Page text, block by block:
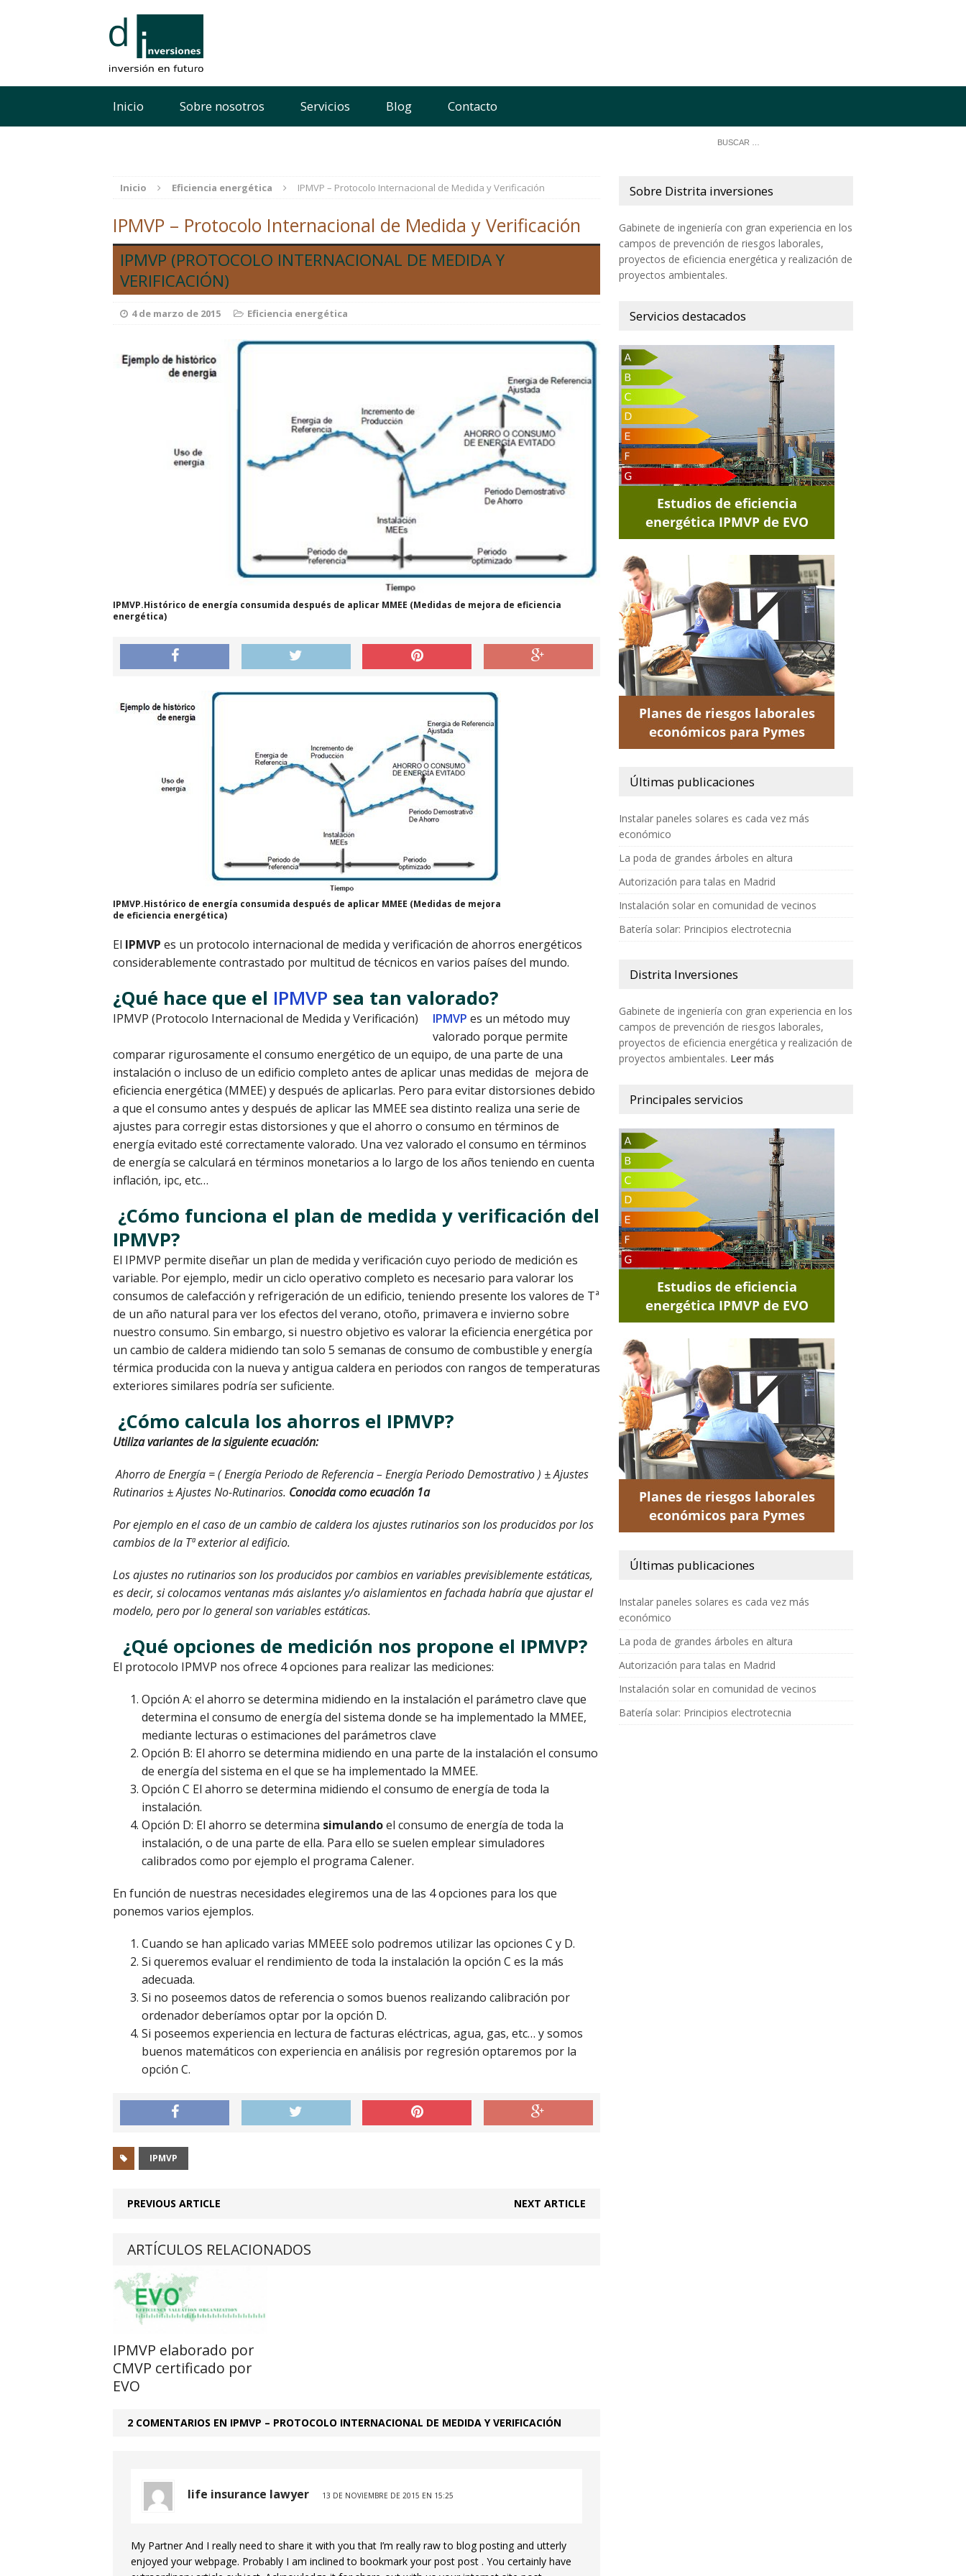
Inicio Sobre nosotros Servicios Blog Contacto
Inicio Eficiencia energética IPMVP – Protocolo Internacional de Medida y Verificación
IPMVP – Protocolo Internacional de Medida y Verificación
IPMVP (PROTOCOLO INTERNACIONAL DE MEDIDA Y
VERIFICACIÓN)
4 de marzo de 2015 Eficiencia energética
IPMVP.Histórico de energía consumida después de aplicar MMEE (Medidas de mejora de eficiencia
energética)
IPMVP.Histórico de energía consumida después de aplicar MMEE (Medidas de mejora
de eficiencia energética)
El IPMVP es un protocolo internacional de medida y verificación de ahorros energéticos
considerablemente contrastado por multitud de técnicos en varios países del mundo.
¿Qué hace que el IPMVP sea tan valorado?
IPMVP (Protocolo Internacional de Medida y Verificación) IPMVP es un método muy
valorado porque permite
comparar rigurosamente el consumo energético de un equipo, de una parte de una
instalación o incluso de un edificio completo antes de aplicar unas medidas de mejora de
eficiencia energética (MMEE) y después de aplicarlas. Pero para evitar distorsiones debido
a que el consumo antes y después de aplicar las MMEE sea distinto realiza una serie de
ajustes para corregir estas distorsiones y que el ahorro o consumo en términos de
energía evitado esté correctamente valorado. Una vez valorado el consumo en términos
de energía se calculará en términos monetarios a lo largo de los años teniendo en cuenta
inflación, ipc, etc…
¿Cómo funciona el plan de medida y verificación del
IPMVP?
El IPMVP permite diseñar un plan de medida y verificación cuyo periodo de medición es
variable. Por ejemplo, medir un ciclo operativo completo es necesario para valorar los
consumos de calefacción y refrigeración de un edificio, teniendo presente los valores de Tª
de un año natural para ver los efectos del verano, otoño, primavera e invierno sobre
nuestro consumo. Sin embargo, si nuestro objetivo es valorar la eficiencia energética por
un cambio de caldera midiendo tan solo 5 semanas de consumo de combustible y energía
térmica producida con la nueva y antigua caldera en periodos con rangos de temperaturas
exteriores similares podría ser suficiente.
¿Cómo calcula los ahorros el IPMVP?
Utiliza variantes de la siguiente ecuación:
Ahorro de Energía = ( Energía Periodo de Referencia – Energía Periodo Demostrativo ) ± Ajustes
Rutinarios ± Ajustes No-Rutinarios. Conocida como ecuación 1a
Por ejemplo en el caso de un cambio de caldera los ajustes rutinarios son los producidos por los
cambios de la Tª exterior al edificio.
Los ajustes no rutinarios son los producidos por cambios en variables previsiblemente estáticas,
es decir, si colocamos ventanas más aislantes y/o aislamientos en fachada habría que ajustar el
modelo, pero por lo general son variables estáticas.
¿Qué opciones de medición nos propone el IPMVP?
El protocolo IPMVP nos ofrece 4 opciones para realizar las mediciones:
Opción A: el ahorro se determina midiendo en la instalación el parámetro clave que
determina el consumo de energía del sistema donde se ha implementado la MMEE,
mediante lecturas o estimaciones del parámetros clave
Opción B: El ahorro se determina midiendo en una parte de la instalación el consumo
de energía del sistema en el que se ha implementado la MMEE.
Opción C El ahorro se determina midiendo el consumo de energía de toda la
instalación.
Opción D: El ahorro se determina simulandoel consumo de energía de toda la
instalación, o de una parte de ella. Para ello se suelen emplear simuladores
calibrados como por ejemplo el programa Calener.
En función de nuestras necesidades elegiremos una de las 4 opciones para los que
ponemos varios ejemplos.
Cuando se han aplicado varias MMEEE solo podremos utilizar las opciones C y D.
Si queremos evaluar el rendimiento de toda la instalación la opción C es la más
adecuada.
Si no poseemos datos de referencia o somos buenos realizando calibración por
ordenador deberíamos optar por la opción D.
Si poseemos experiencia en lectura de facturas eléctricas, agua, gas, etc… y somos
buenos matemáticos con experiencia en análisis por regresión optaremos por la
opción C.
IPMVP
PREVIOUS ARTICLE NEXT ARTICLE
ARTÍCULOS RELACIONADOS
IPMVP elaborado por
CMVP certificado por
EVO
2 COMENTARIOS EN IPMVP – PROTOCOLO INTERNACIONAL DE MEDIDA Y VERIFICACIÓN
life insurance lawyer 13 DE NOVIEMBRE DE 2015 EN 15:25
My Partner And I really need to share it with you that I’m really raw to blog posting and utterly
enjoyed your webpage. Probably I am inclined to bookmark your post post . You certainly have
Sobre Distrita inversiones
Gabinete de ingeniería con gran experiencia en los
campos de prevención de riesgos laborales,
proyectos de eficiencia energética y realización de
proyectos ambientales.
Servicios destacados
Últimas publicaciones
Instalar paneles solares es cada vez más
económico
La poda de grandes árboles en altura
Autorización para talas en Madrid
Instalación solar en comunidad de vecinos
Batería solar: Principios electrotecnia
Distrita Inversiones
Gabinete de ingeniería con gran experiencia en los
campos de prevención de riesgos laborales,
proyectos de eficiencia energética y realización de
proyectos ambientales. Leer más
Principales servicios
Últimas publicaciones
Instalar paneles solares es cada vez más
económico
La poda de grandes árboles en altura
Autorización para talas en Madrid
Instalación solar en comunidad de vecinos
Batería solar: Principios electrotecnia